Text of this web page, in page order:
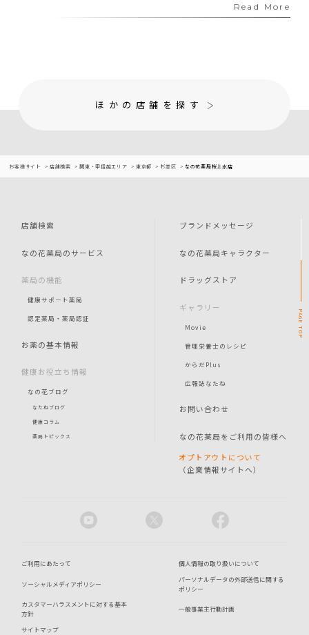
Read More
ほかの店舗を探す
お客様サイト 店舗検索 関東・甲信越エリア 東京都 杉並区 なの花薬局桜上水店
店舗検索
なの花薬局のサービス
薬局の機能
健康サポート薬局
認定薬局・薬局認証
お薬の基本情報
健康お役立ち情報
なの花ブログ
なたねブログ
健康コラム
薬局トピックス
ブランドメッセージ
なの花薬局キャラクター
ドラッグストア
ギャラリー
Movie
管理栄養士のレシピ
からだPlus
広報誌なたね
お問い合わせ
なの花薬局をご利用の皆様へ
オプトアウトについて
（企業情報サイトへ）
ご利用にあたって 個人情報の取り扱いについて
ソーシャルメディアポリシー
パーソナルデータの外部送信に関する
ポリシー
カスタマーハラスメントに対する基本
方針
一般事業主行動計画
サイトマップ
PAGE
TOP